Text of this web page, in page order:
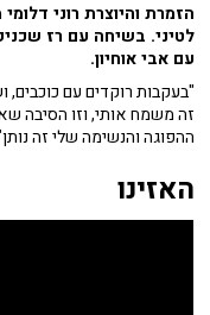
הזמרת והיוצרת רוני
עם אבי אוחיון.
"בעקבות רוקדים עם
זה משמח אותי, וזו הסיבה
ההפוגה והנשימה שלי זה
האזינו